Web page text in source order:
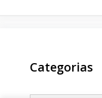
Categorias